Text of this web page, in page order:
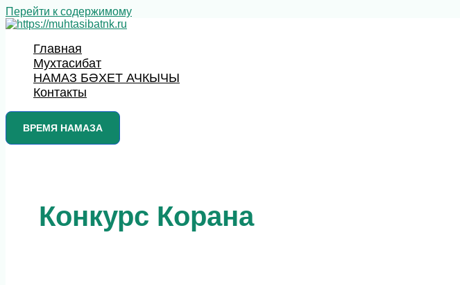
Перейти к содержимому
Главная
Мухтасибат
НАМАЗ БӘХЕТ АЧКЫЧЫ
Контакты
ВРЕМЯ НАМАЗА
Конкурс Корана